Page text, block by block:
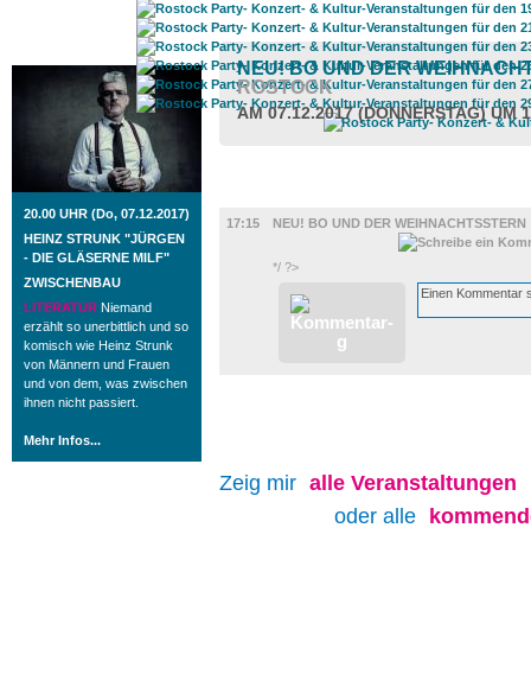
ROSTOCK TAGESTIPP
20.00 UHR (Do, 07.12.2017)
HEINZ STRUNK "JÜRGEN
- DIE GLÄSERNE MILF"
ZWISCHENBAU
LITERATUR Niemand
erzählt so unerbittlich und so
komisch wie Heinz Strunk
von Männern und Frauen
und von dem, was zwischen
ihnen nicht passiert.
Mehr Infos...
NEU! BO UND DER
ROSTOCK
AM 07.12.2017 (DONNERSTAG) UM
17:15
NEU! BO UND DER WEIHNACHTSSTERN
*/ ?>
Zeig mir alle Veranstaltungen
oder alle